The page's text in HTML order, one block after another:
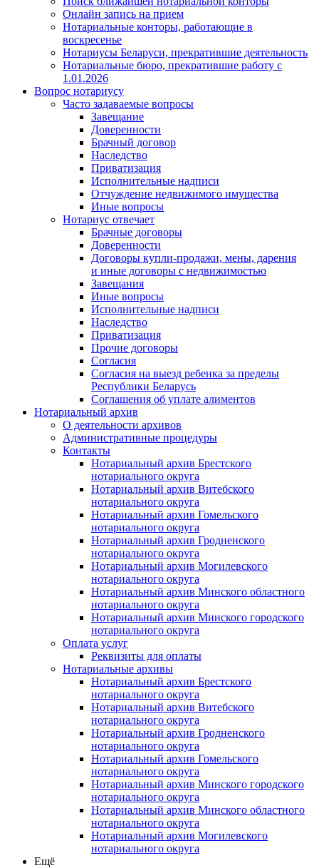
Онлайн запись на прием
Нотариальные конторы, работающие в
воскресенье
Нотариусы Беларуси, прекратившие деятельность
Нотариальные бюро, прекратившие работу с
1.01.2026
Вопрос нотариусу
Часто задаваемые вопросы
Завещание
Доверенности
Брачный договор
Наследство
Приватизация
Исполнительные надписи
Отчуждение недвижимого имущества
Иные вопросы
Нотариус отвечает
Брачные договоры
Доверенности
Договоры купли-продажи, мены, дарения
и иные договоры с недвижимостью
Завещания
Иные вопросы
Исполнительные надписи
Наследство
Приватизация
Прочие договоры
Согласия
Согласия на выезд ребенка за пределы
Республики Беларусь
Соглашения об уплате алиментов
Нотариальный архив
О деятельности архивов
Административные процедуры
Контакты
Нотариальный архив Брестского
нотариального округа
Нотариальный архив Витебского
нотариального округа
Нотариальный архив Гомельского
нотариального округа
Нотариальный архив Гродненского
нотариального округа
Нотариальный архив Могилевского
нотариального округа
Нотариальный архив Минского областного
нотариального округа
Нотариальный архив Минского городского
нотариального округа
Оплата услуг
Реквизиты для оплаты
Нотариальные архивы
Нотариальный архив Брестского
нотариального округа
Нотариальный архив Витебского
нотариального округа
Нотариальный архив Гродненского
нотариального округа
Нотариальный архив Гомельского
нотариального округа
Нотариальный архив Минского городского
нотариального округа
Нотариальный архив Минского областного
нотариального округа
Нотариальный архив Могилевского
нотариального округа
Ещё